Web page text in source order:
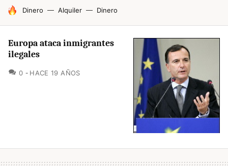
HOY SE HABLA DE
Dinero Alquiler Dinero
Europa ataca inmigrantes
ilegales
0 COMENTARIOS
HACE 19 AÑOS